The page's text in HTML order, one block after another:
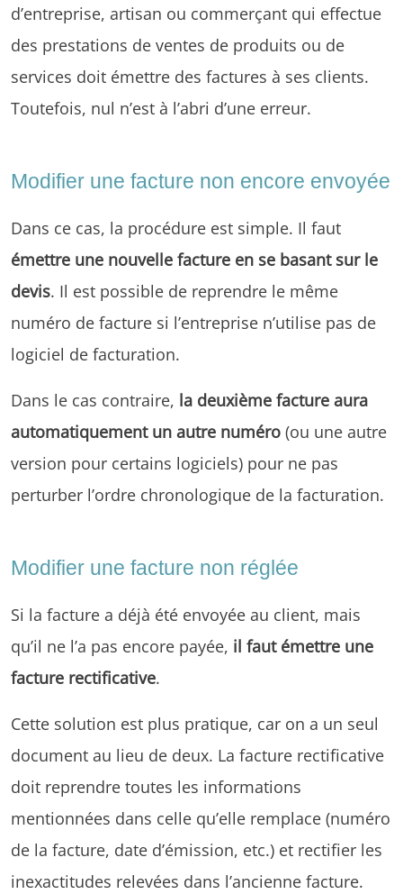
d’entreprise, artisan ou commerçant qui effectue
des prestations de ventes de produits ou de
services doit émettre des factures à ses clients.
Toutefois, nul n’est à l’abri d’une erreur.
Modifier une facture non encore envoyée
Dans ce cas, la procédure est simple. Il faut
émettre une nouvelle facture en se basant sur le
devis. Il est possible de reprendre le même
numéro de facture si l’entreprise n’utilise pas de
logiciel de facturation.
Dans le cas contraire, la deuxième facture aura
automatiquement un autre numéro (ou une autre
version pour certains logiciels) pour ne pas
perturber l’ordre chronologique de la facturation.
Modifier une facture non réglée
Si la facture a déjà été envoyée au client, mais
qu’il ne l’a pas encore payée, il faut émettre une
facture rectificative.
Cette solution est plus pratique, car on a un seul
document au lieu de deux. La facture rectificative
doit reprendre toutes les informations
mentionnées dans celle qu’elle remplace (numéro
de la facture, date d’émission, etc.) et rectifier les
inexactitudes relevées dans l’ancienne facture.